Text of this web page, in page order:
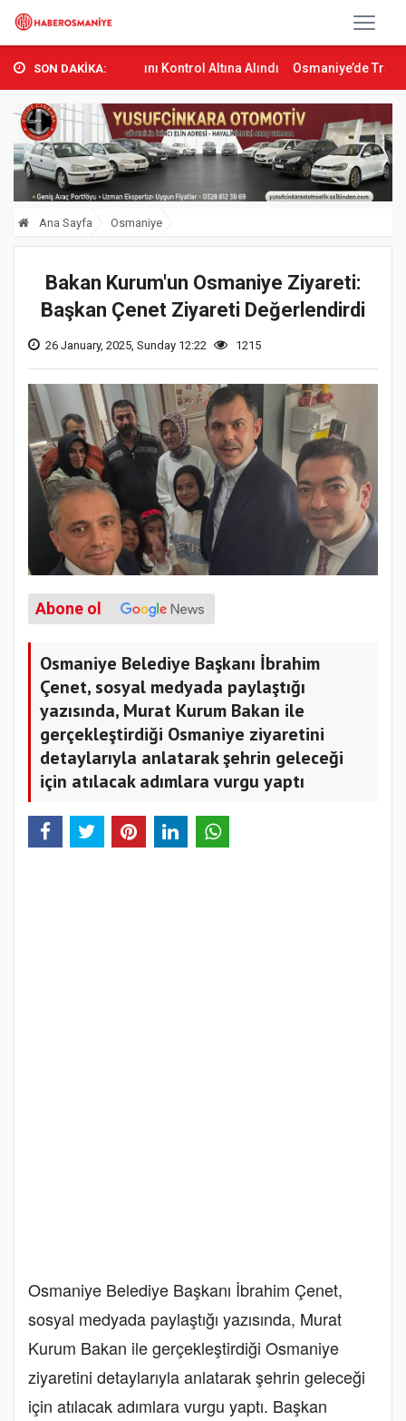
SON DAKİKA:
Yangını Kontrol Altına Alındı Osmaniye’de Tren Çarpması:
Ana Sayfa Osmaniye
Bakan Kurum'un Osmaniye Ziyareti:
Başkan Çenet Ziyareti Değerlendirdi
26 January, 2025, Sunday 12:22 1215
Abone ol
Osmaniye Belediye Başkanı İbrahim
Çenet, sosyal medyada paylaştığı
yazısında, Murat Kurum Bakan ile
gerçekleştirdiği Osmaniye ziyaretini
detaylarıyla anlatarak şehrin geleceği
için atılacak adımlara vurgu yaptı
Osmaniye Belediye Başkanı İbrahim Çenet,
sosyal medyada paylaştığı yazısında, Murat
Kurum Bakan ile gerçekleştirdiği Osmaniye
ziyaretini detaylarıyla anlatarak şehrin geleceği
için atılacak adımlara vurgu yaptı. Başkan